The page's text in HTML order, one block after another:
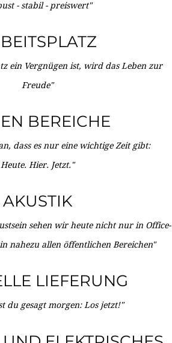
- stabil - preiswert"
ein Vergnügen ist, wird das Leben zur
Freude"
BEREICHE
dass es nur eine wichtige Zeit gibt:
Heute. Hier. Jetzt."
AKUSTIK
sehen wir heute nicht nur in Office-
nahezu allen öffentlichen Bereichen"
LIEFERUNG
du gesagt morgen: Los jetzt!"